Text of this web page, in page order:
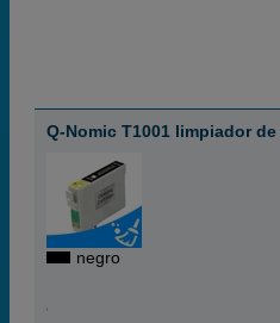
Q-Nomic T1001 limpiador
negro